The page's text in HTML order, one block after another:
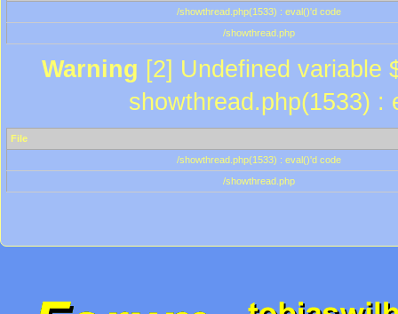
/showthread.php(1533) : eval()'d code
/showthread.php
Warning [2] Undefined variable
showthread.php(1533) :
File
/showthread.php(1533) : eval()'d code
/showthread.php